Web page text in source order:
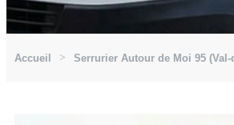
Accueil Serrurier Autour de Moi 95 (Val-